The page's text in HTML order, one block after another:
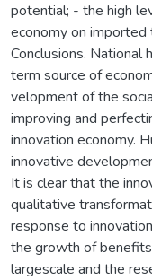
potential; - the high
economy on imported
Conclusions. National
term source of
velopment of the
improving and
innovation economy.
innovative
It is clear that the
qualitative
response to
the growth of
largescale and the